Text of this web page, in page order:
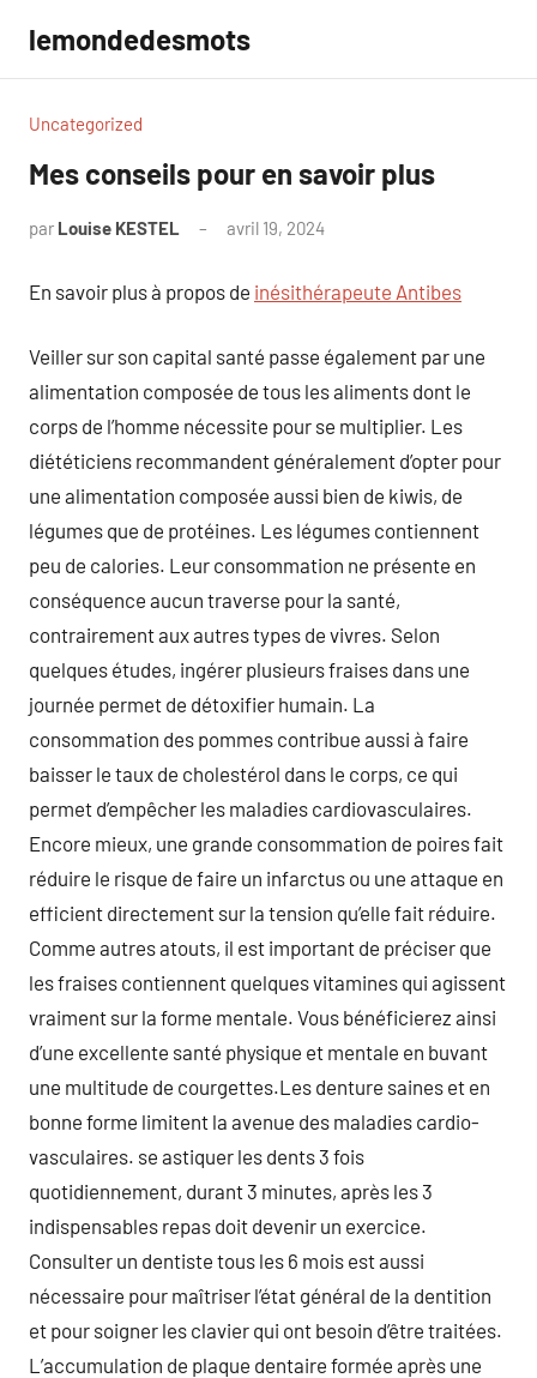
contenu
lemondedesmots
Uncategorized
Mes conseils pour en savoir plus
par Louise KESTEL avril 19, 2024
En savoir plus à propos de inésithérapeute Antibes
Veiller sur son capital santé passe également par une
alimentation composée de tous les aliments dont le
corps de l’homme nécessite pour se multiplier. Les
diététiciens recommandent généralement d’opter pour
une alimentation composée aussi bien de kiwis, de
légumes que de protéines. Les légumes contiennent
peu de calories. Leur consommation ne présente en
conséquence aucun traverse pour la santé,
contrairement aux autres types de vivres. Selon
quelques études, ingérer plusieurs fraises dans une
journée permet de détoxifier humain. La
consommation des pommes contribue aussi à faire
baisser le taux de cholestérol dans le corps, ce qui
permet d’empêcher les maladies cardiovasculaires.
Encore mieux, une grande consommation de poires fait
réduire le risque de faire un infarctus ou une attaque en
efficient directement sur la tension qu’elle fait réduire.
Comme autres atouts, il est important de préciser que
les fraises contiennent quelques vitamines qui agissent
vraiment sur la forme mentale. Vous bénéficierez ainsi
d’une excellente santé physique et mentale en buvant
une multitude de courgettes.Les denture saines et en
bonne forme limitent la avenue des maladies cardio-
vasculaires. se astiquer les dents 3 fois
quotidiennement, durant 3 minutes, après les 3
indispensables repas doit devenir un exercice.
Consulter un dentiste tous les 6 mois est aussi
nécessaire pour maîtriser l’état général de la dentition
et pour soigner les clavier qui ont besoin d’être traitées.
L’accumulation de plaque dentaire formée après une